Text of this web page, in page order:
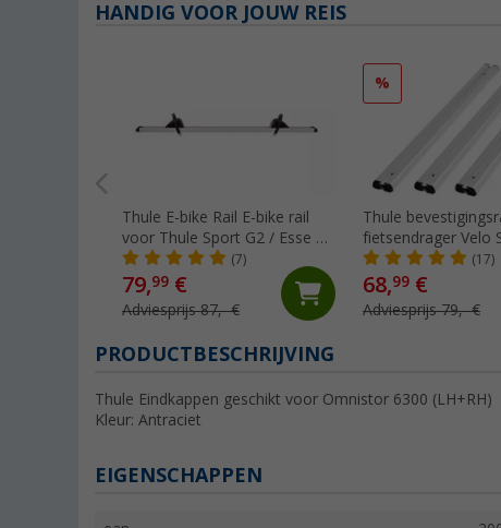
HANDIG VOOR JOUW REIS
Thule E-bike Rail E-bike rail
voor Thule Sport G2 / Esse 4
CD fietsendrager
(7)
79,99 €
Adviesprijs 87,- €
%
Thule
fietsendrager Velo
(17)
68,99 €
Adviesprijs 79,- €
PRODUCTBESCHRIJVING
Thule Eindkappen geschikt voor Omnistor 6300 (LH+RH)
Kleur: Antraciet
EIGENSCHAPPEN